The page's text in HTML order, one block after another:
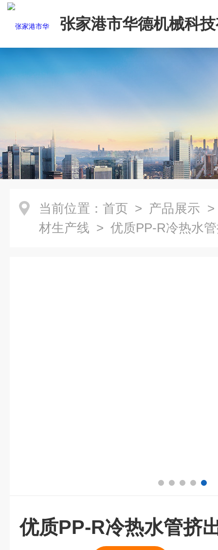
张家港市华德机械科
司
当前位置： 首页 > 产品展示
材生产线 > 优质PP-R冷热水
优质PP-R冷热水管挤